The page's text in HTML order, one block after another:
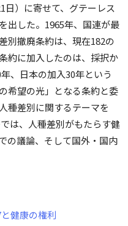
日）に寄せて、グテーレス
出した。1965年、国連が最
別撤廃条約は、現在182の
約に加入したのは、採択か
、日本の加入30年という
希望の光」となる条約と委
種差別に関するテーマを
は、人種差別がもたらす健
の議論、そして国外・国内
健康の権利